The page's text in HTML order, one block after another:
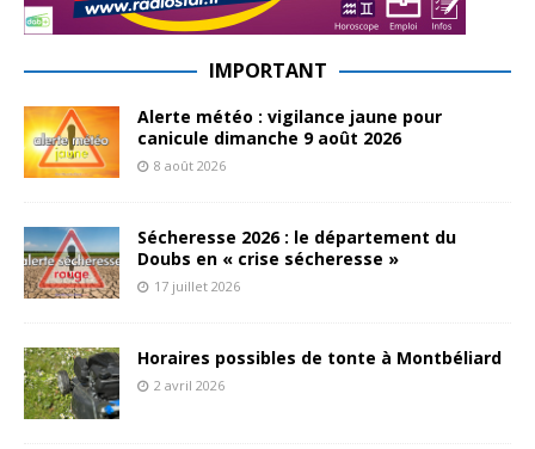
IMPORTANT
Alerte météo : vigilance jaune pour
canicule dimanche 9 août 2026
8 août 2026
Sécheresse 2026 : le département du
Doubs en « crise sécheresse »
17 juillet 2026
Horaires possibles de tonte à Montbéliard
2 avril 2026